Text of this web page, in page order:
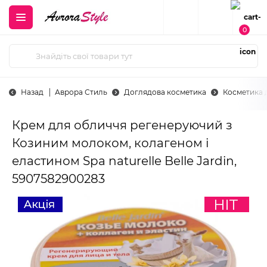
0
Назад Аврора Стиль Доглядова косметика Косметика
Крем для обличчя регенеруючий з
Козиним молоком, колагеном і
еластином Spa naturelle Belle Jardin,
5907582900283